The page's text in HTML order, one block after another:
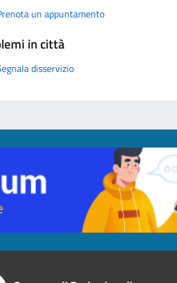
un appuntamento
in città
disservizio